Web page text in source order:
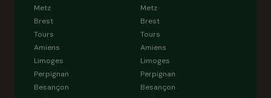
Metz
Brest
Tours
Amiens
Limoges
Perpignan
Besançon
Metz
Brest
Tours
Amiens
Limoges
Perpignan
Besançon